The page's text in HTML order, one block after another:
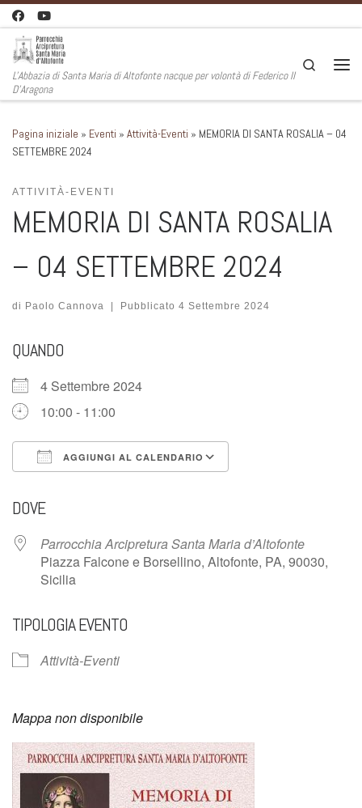
Passa al contenuto
L'Abbazia di Santa Maria di Altofonte nacque per volontà di Federico II
D'Aragona
Search
Pagina iniziale » Eventi » Attività-Eventi » MEMORIA DI SANTA ROSALIA – 04
SETTEMBRE 2024
ATTIVITÀ-EVENTI
MEMORIA DI SANTA ROSALIA
– 04 SETTEMBRE 2024
di Paolo Cannova | Pubblicato 4 Settembre 2024
QUANDO
4 Settembre 2024
10:00 - 11:00
AGGIUNGI AL CALENDARIO
DOVE
Parrocchia Arcipretura Santa Maria d’Altofonte
Piazza Falcone e Borsellino, Altofonte, PA, 90030,
Sicilia
TIPOLOGIA EVENTO
Attività-Eventi
Mappa non disponibile